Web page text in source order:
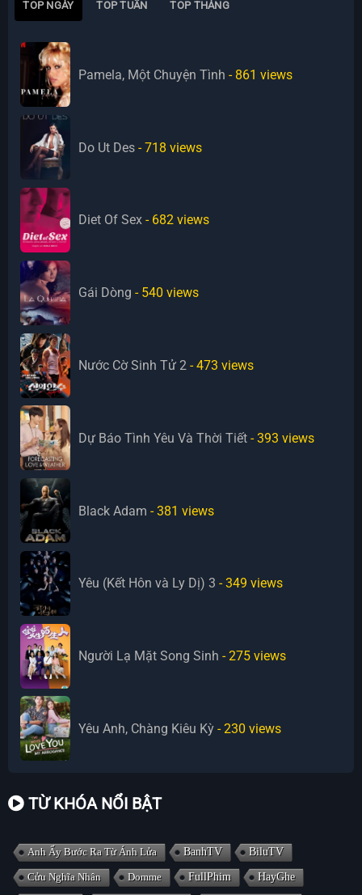
TOP NGÀY TOP TUẦN TOP THÁNG
Pamela, Một Chuyện Tình - 861 views
Do Ut Des - 718 views
Diet Of Sex - 682 views
Gái Dòng - 540 views
Nước Cờ Sinh Tử 2 - 473 views
Dự Báo Tình Yêu Và Thời Tiết - 393 views
Black Adam - 381 views
Yêu (Kết Hôn và Ly Dị) 3 - 349 views
Người Lạ Mặt Song Sinh - 275 views
Yêu Anh, Chàng Kiêu Kỳ - 230 views
TỪ KHÓA NỔI BẬT
Anh Ấy Bước Ra Từ Ánh Lửa BanhTV BiluTV
Cửu Nghĩa Nhân Domme FullPhim HayGhe